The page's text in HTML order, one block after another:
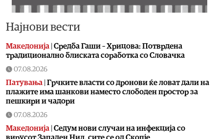
Најнови вести
Македонија Средба Гаши – Хрицова: Потврдена
традиционално блиската соработка со Словачка
07.08.2026
Патувања Грчките власти со дронови ќе ловат дали на
плажите има шанкови наместо слободен простор за
пешкири и чадори
07.08.2026
Македонија Седум нови случаи на инфекција со